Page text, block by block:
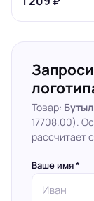
Товар:
17708.00).
рассчитает
Ваше имя *